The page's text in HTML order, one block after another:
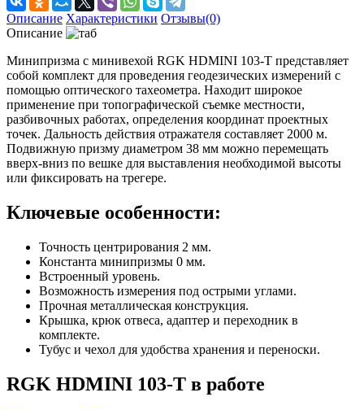
Описание Характеристики Отзывы(0)
Описание
Минипризма с минивехой RGK HDMINI 103-T представляет
собой комплект для проведения геодезических измерений с
помощью оптического тахеометра. Находит широкое
применение при топографической съемке местности,
разбивочных работах, определения координат проектных
точек. Дальность действия отражателя составляет 2000 м.
Подвижную призму диаметром 38 мм можно перемещать
вверх-вниз по вешке для выставления необходимой высоты
или фиксировать на трегере.
Ключевые особенности:
Точность центрирования 2 мм.
Константа минипризмы 0 мм.
Встроенный уровень.
Возможность измерения под острыми углами.
Прочная металлическая конструкция.
Крышка, крюк отвеса, адаптер и переходник в
комплекте.
Тубус и чехол для удобства хранения и переноски.
RGK HDMINI 103-T в работе